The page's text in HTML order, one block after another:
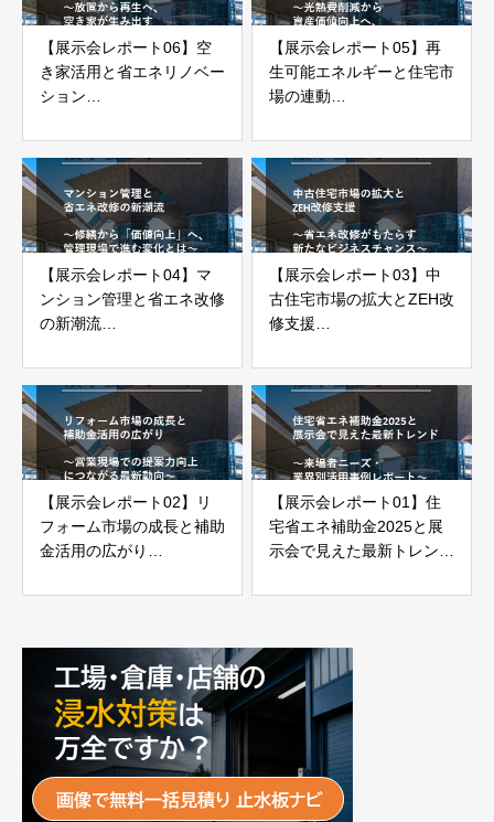
【展示会レポート06】空
き家活用と省エネリノベー
ション
が生み出す新たな住宅価値
【展示会レポート05】再
生可能エネルギーと住宅市
場の連動
向上へ、住宅提案に求めら
れる新しい視点～
【展示会レポート04】マ
ンション管理と省エネ改修
の新潮流
へ、管理現場で進む変化と
は～
【展示会レポート03】中
古住宅市場の拡大とZEH改
修支援
たなビジネスチャンス～
【展示会レポート02】リ
フォーム市場の成長と補助
金活用の広がり
につながる最新動向～
【展示会レポート01】住
宅省エネ補助金2025と展
示会で見えた最新トレンド
用事例レポート～